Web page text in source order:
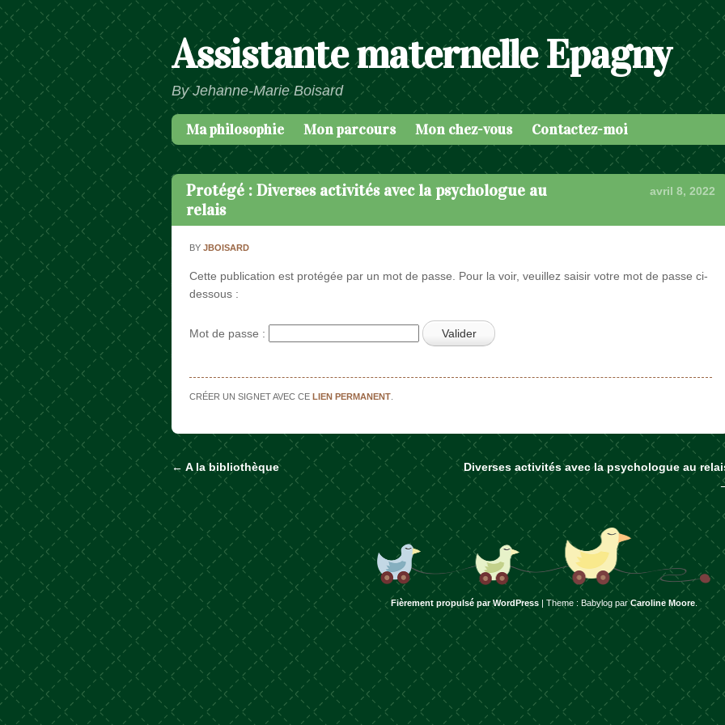
Assistante maternelle Epagny
By Jehanne-Marie Boisard
Menu
Passer au contenu
Ma philosophie Mon parcours Mon chez-vous Contactez-moi
Protégé : Diverses activités avec la psychologue au
relais
avril 8, 2022
BYJBOISARD
Cette publication est protégée par un mot de passe. Pour la voir, veuillez saisir votre mot de passe ci-
dessous :
Mot de passe :
CRÉER UN SIGNET AVEC CELIEN PERMANENT
Naviguer dans les articles
← A la bibliothèque
Diverses activités avec la psychologue au
Fièrement propulsé par WordPress Theme : Babylog parCaroline Moore.